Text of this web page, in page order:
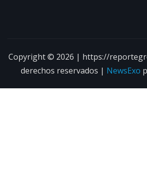
Copyright © 2026 | https://
derechos reservados | NewsExo